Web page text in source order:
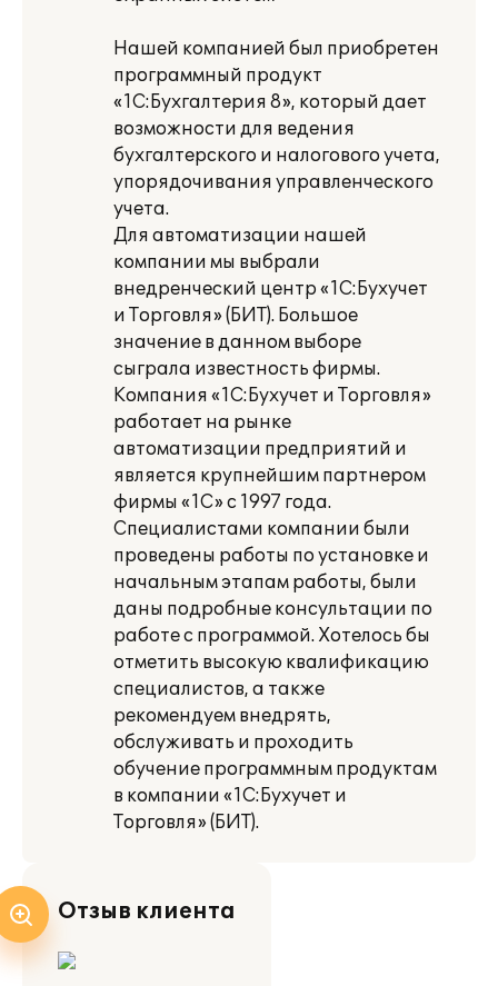
Нашей компанией был приобретен
программный продукт
«1С:Бухгалтерия 8», который дает
возможности для ведения
бухгалтерского и налогового учета,
упорядочивания управленческого
учета.
Для автоматизации нашей
компании мы выбрали
внедренческий центр «1С:Бухучет
и Торговля» (БИТ). Большое
значение в данном выборе
сыграла известность фирмы.
Компания «1С:Бухучет и Торговля»
работает на рынке
автоматизации предприятий и
является крупнейшим партнером
фирмы «1С» с 1997 года.
Специалистами компании были
проведены работы по установке и
начальным этапам работы, были
даны подробные консультации по
работе с программой. Хотелось бы
отметить высокую квалификацию
специалистов, а также
рекомендуем внедрять,
обслуживать и проходить
обучение программным продуктам
в компании «1С:Бухучет и
Торговля» (БИТ).
Отзыв клиента